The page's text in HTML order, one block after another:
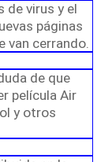
de virus y el
páginas
van cerrando.
de que
película Air
y otros